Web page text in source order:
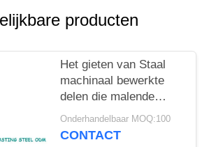
producten
Het gieten van Staal
machinaal bewerkte
delen die malende
boorodm malen
Onderhandelbaar MOQ:100
CONTACT